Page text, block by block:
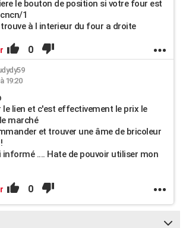
le bouton de position si votre four est
1
à l interieur du four a droite
0
19:20
le lien et c'est effectivement le prix le
marché
et trouver une âme de bricoleur
informé .... Hate de pouvoir utiliser mon
0